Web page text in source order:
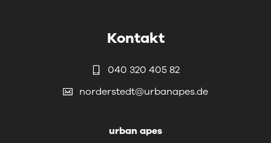
Kontakt
040 320 405 82
norderstedt@urbanapes.de
urban apes